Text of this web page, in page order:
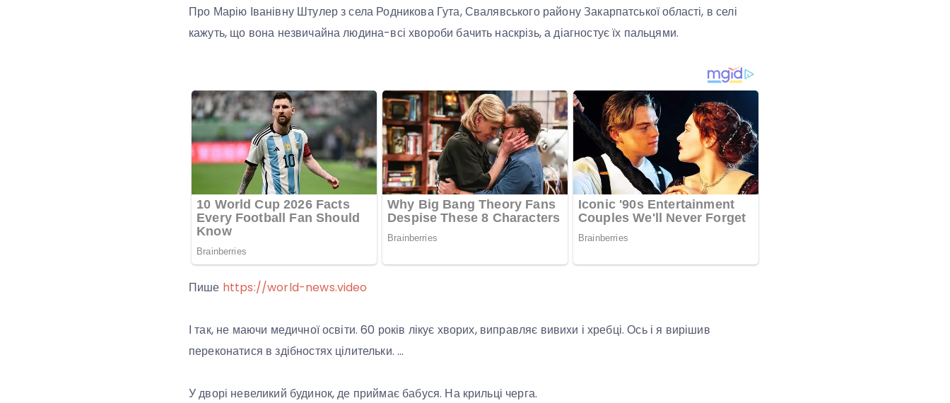
Про Марію Іванівну Штулер з села Родникова Гута, Свалявського району Закарпатської області, в селі
кажуть, що вона незвичайна людина-всі хвороби бачить наскрізь, а діагностує їх пальцями.
Пише https://world-news.video
І так, не маючи медичної освіти. 60 років лікує хворих, виправляє вивихи і хребці. Ось і я вирішив
переконатися в здібностях цілительки. …
У дворі невеликий будинок, де приймає бабуся. На крильці черга.